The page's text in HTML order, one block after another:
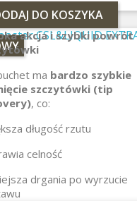
niską wagę
akcja i szybki powrót
ma bardzo szybkie
szczytówki (tip
, co:
długość rzutu
celność
drgania po wyrzucie
DO KOSZYKA